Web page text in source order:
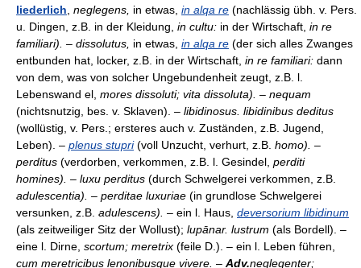
liederlich neglegens, in etwas, in alqa re (nachlässig übh. v. Pers.
u. Dingen, z.B. in der Kleidung, in cultu: in der Wirtschaft, in re
familiari). – dissolutus, in etwas, in alqa re (der sich alles Zwanges
entbunden hat, locker, z.B. in der Wirtschaft, in re familiari: dann
von dem, was von solcher Ungebundenheit zeugt, z.B. l.
Lebenswand el, mores dissoluti; vita dissoluta). – nequam
(nichtsnutzig, bes. v. Sklaven). – libidinosus. libidinibus deditus
(wollüstig, v. Pers.; ersteres auch v. Zuständen, z.B. Jugend,
Leben). – plenus stupri(voll Unzucht, verhurt, z.B. homo). –
perditus (verdorben, verkommen, z.B. l. Gesindel, perditi
homines). – luxu perditus (durch Schwelgerei verkommen, z.B.
adulescentia). – perditae luxuriae (in grundlose Schwelgerei
versunken, z.B. adulescens). – ein l. Haus, deversorium libidinum
(als zeitweiliger Sitz der Wollust); lupānar. lustrum (als Bordell). –
eine l. Dirne, scortum; meretrix (feile D.). – ein l. Leben führen,
cum meretricibus lenonibusque vivere. – Adv.neglegenter;